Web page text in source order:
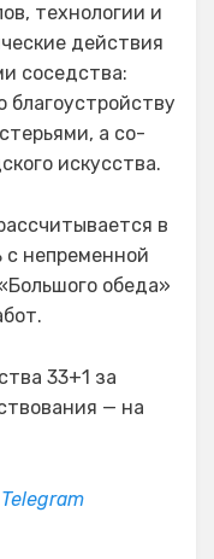
технологии и
действия
соседства:
благоустройству
а со-
искусства.
в
с непременной
обеда»
33+1 за
— на
Telegram